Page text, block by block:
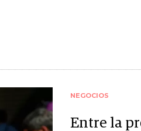
NEGOCIOS
Entre la